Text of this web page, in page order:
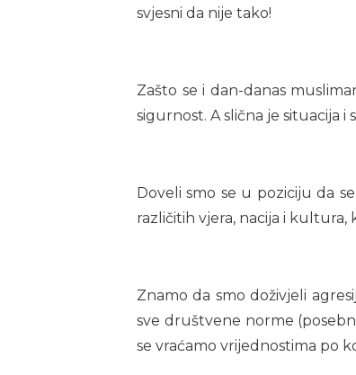
svjesni da nije tako!
Zašto se i dan-danas
sigurnost. A slična je situacija
Doveli smo se u poziciju da
različitih vjera, nacija i kultura,
Znamo da smo doživjeli
sve društvene norme
se vraćamo vrijednostima po